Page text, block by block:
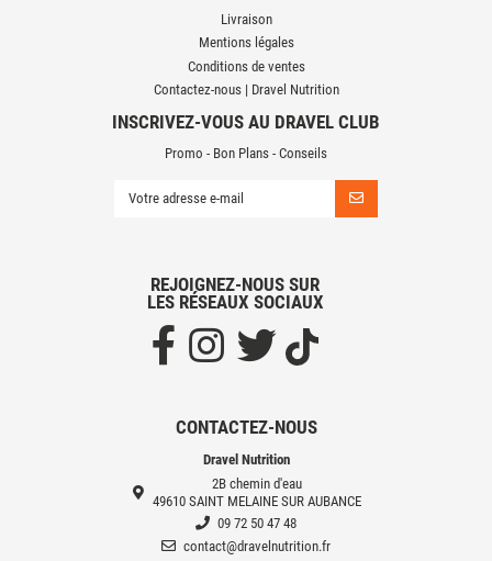
Livraison
Mentions légales
Conditions de ventes
Contactez-nous | Dravel Nutrition
CONTACTEZ-NOUS
Dravel Nutrition
2B chemin d'eau
49610 SAINT MELAINE SUR AUBANCE
09 72 50 47 48
contact@dravelnutrition.fr
INSCRIVEZ-VOUS AU DRAVEL CLUB
Promo - Bon Plans - Conseils
REJOIGNEZ-NOUS SUR
LES RÉSEAUX SOCIAUX